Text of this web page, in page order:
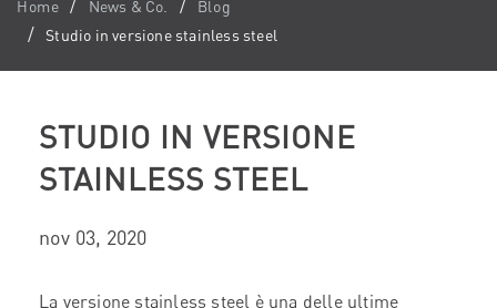
Home News & Co.
Blog
Studio in versione stainless steel
STUDIO IN VERSIONE
STAINLESS STEEL
nov 03, 2020
La versione stainless steel è una delle ultime